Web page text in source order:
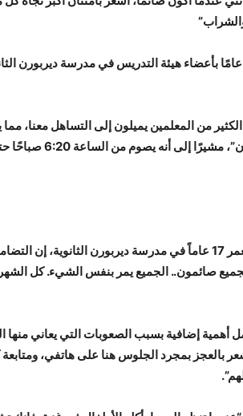
وفي ديربورن، أشاد آدم البالغ من العمر 14 عامًا بأعضاء هيئة التدريس في مدرسة
من المعلمين يميلون إلى التساهل معنا، مما
وقال حسين مرتضى، وهو طالب يبلغ من العمر 17 عاماً في مدرسة ديربورن
صائمون.. الجميع يمر بنفس الشيء. كل الشهر
أهمية إضافية بسبب الصعوبات التي يعاني
بالعجز بمجرد الجلوس هنا على هاتفي،